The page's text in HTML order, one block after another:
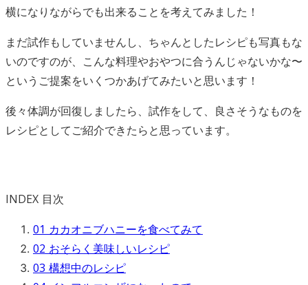
横になりながらでも出来ることを考えてみました！
まだ試作もしていませんし、ちゃんとしたレシピも写真もな
いのですのが、こんな料理やおやつに合うんじゃないかな〜
というご提案をいくつかあげてみたいと思います！
後々体調が回復しましたら、試作をして、良さそうなものを
レシピとしてご紹介できたらと思っています。
INDEX 目次
01 カカオニブハニーを食べてみて
02 おそらく美味しいレシピ
03 構想中のレシピ